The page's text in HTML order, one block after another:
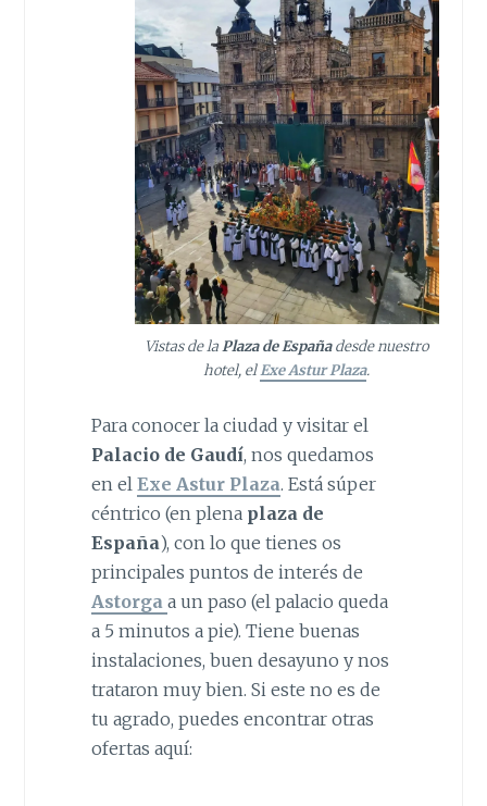
Vistas de laPlaza de Españadesde nuestro
hotel, elExe Astur Plaza.
Para conocer la ciudad y visitar el
Palacio de Gaudí, nos quedamos
en el Exe Astur Plaza. Está súper
céntrico (en plena plaza de
España), con lo que tienes os
principales puntos de interés de
Astorga a un paso (el palacio queda
a 5 minutos a pie). Tiene buenas
instalaciones, buen desayuno y nos
trataron muy bien. Si este no es de
tu agrado, puedes encontrar otras
ofertas aquí: